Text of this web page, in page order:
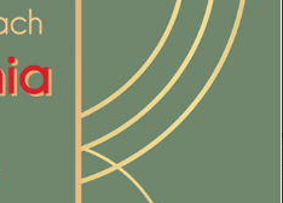
z
kolacji oraz